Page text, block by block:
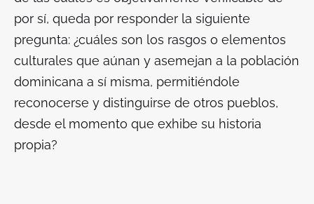
por sí, queda por responder la siguiente
pregunta: ¿cuáles son los rasgos o elementos
culturales que aúnan y asemejan a la población
dominicana a sí misma, permitiéndole
reconocerse y distinguirse de otros pueblos,
desde el momento que exhibe su historia
propia?